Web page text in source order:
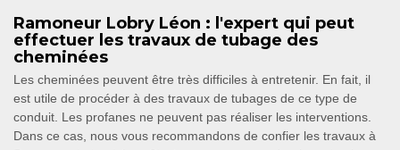
Ramoneur Lobry Léon : l'expert qui peut
effectuer les travaux de tubage des
cheminées
Les cheminées peuvent être très difficiles à entretenir. En fait, il
est utile de procéder à des travaux de tubages de ce type de
conduit. Les profanes ne peuvent pas réaliser les interventions.
Dans ce cas, nous vous recommandons de confier les travaux à